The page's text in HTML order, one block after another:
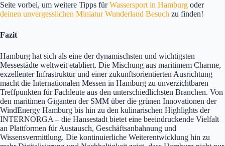
Seite vorbei, um weitere Tipps fürWassersport in Hamburg oder
deinen unvergesslichen Miniatur Wunderland Besuch zu finden!
Fazit
Hamburg hat sich als eine der dynamischsten und wichtigsten
Messestädte weltweit etabliert. Die Mischung aus maritimem Charme,
exzellenter Infrastruktur und einer zukunftsorientierten Ausrichtung
macht die Internationalen Messen in Hamburg zu unverzichtbaren
Treffpunkten für Fachleute aus den unterschiedlichsten Branchen. Von
den maritimen Giganten der SMM über die grünen Innovationen der
WindEnergy Hamburg bis hin zu den kulinarischen Highlights der
INTERNORGA – die Hansestadt bietet eine beeindruckende Vielfalt
an Plattformen für Austausch, Geschäftsanbahnung und
Wissensvermittlung. Die kontinuierliche Weiterentwicklung hin zu